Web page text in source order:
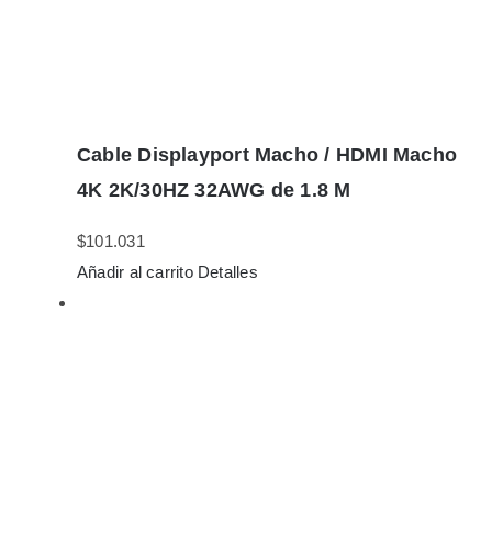
Cable Displayport Macho / HDMI Macho
4K 2K/30HZ 32AWG de 1.8 M
$101.031
Añadir al carrito Detalles